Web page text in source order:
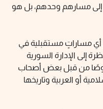
إلى مسارهم وحدهم، بل هو
مساراتٍ مستقبلية في
إلى الإدارة السورية
من قبل بعض أصحاب
أو العربية وتاريخها